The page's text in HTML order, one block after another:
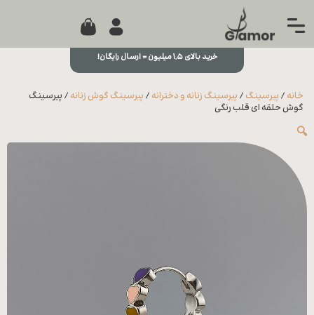
جستجو...
مجله
0
خرید بالای ۱,۵ میلیون = ارسال رایگان!
خانه / پیرسینگ / پیرسینگ زنانه و دخترانه / پیرسینگ گوش زنانه / پیرسینگ
گوش حلقه ای قلب رنگی
🔍